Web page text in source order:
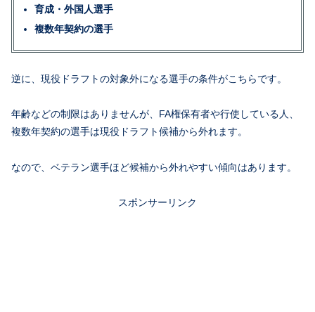
育成・外国人選手
複数年契約の選手
逆に、現役ドラフトの対象外になる選手の条件がこちらです。
年齢などの制限はありませんが、FA権保有者や行使している人、
複数年契約の選手は現役ドラフト候補から外れます。
なので、ベテラン選手ほど候補から外れやすい傾向はあります。
スポンサーリンク